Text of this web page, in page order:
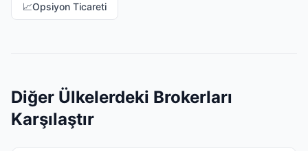
📈Opsiyon Ticareti
Diğer Ülkelerdeki Brokerları
Karşılaştır